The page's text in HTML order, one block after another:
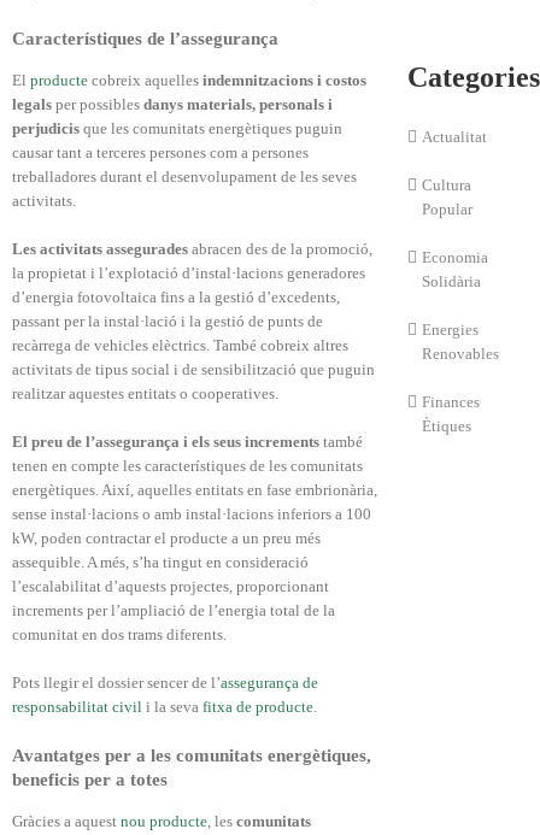
Característiques de l’assegurança
El producte cobreix aquelles indemnitzacions i costos
legals per possibles danys materials, personals i
perjudicis que les comunitats energètiques puguin
causar tant a terceres persones com a persones
treballadores durant el desenvolupament de les seves
activitats.
Les activitats assegurades abracen des de la promoció,
la propietat i l’explotació d’instal·lacions generadores
d’energia fotovoltaica fins a la gestió d’excedents,
passant per la instal·lació i la gestió de punts de
recàrrega de vehicles elèctrics. També cobreix altres
activitats de tipus social i de sensibilització que puguin
realitzar aquestes entitats o cooperatives.
El preu de l’assegurança i els seus increments també
tenen en compte les característiques de les comunitats
energètiques. Així, aquelles entitats en fase embrionària,
sense instal·lacions o amb instal·lacions inferiors a 100
kW, poden contractar el producte a un preu més
assequible. A més, s’ha tingut en consideració
l’escalabilitat d’aquests projectes, proporcionant
increments per l’ampliació de l’energia total de la
comunitat en dos trams diferents.
Pots llegir el dossier sencer de l’assegurança de
responsabilitat civil i la seva fitxa de producte.
Avantatges per a les comunitats energètiques,
beneficis per a totes
Gràcies a aquest nou producte, les comunitats
Categories
Actualitat
Cultura
Popular
Economia
Solidària
Energies
Renovables
Finances
Ètiques